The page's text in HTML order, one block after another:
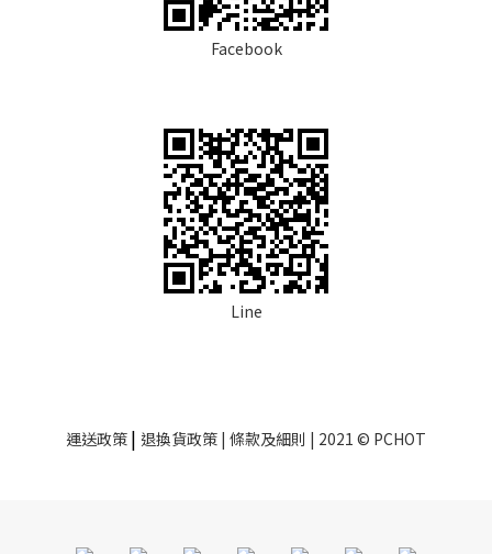
Facebook
Line
運送政策 | 退換貨政策 | 條款及細則 | 2021 © PCHOT